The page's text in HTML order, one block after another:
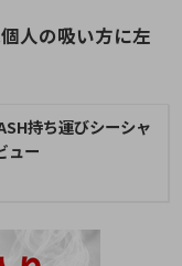
人の吸い方に左
持ち運びシーシャ
ュー